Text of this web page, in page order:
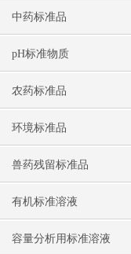
中药标准品
pH标准物质
农药标准品
环境标准品
兽药残留标准品
有机标准溶液
容量分析用标准溶液